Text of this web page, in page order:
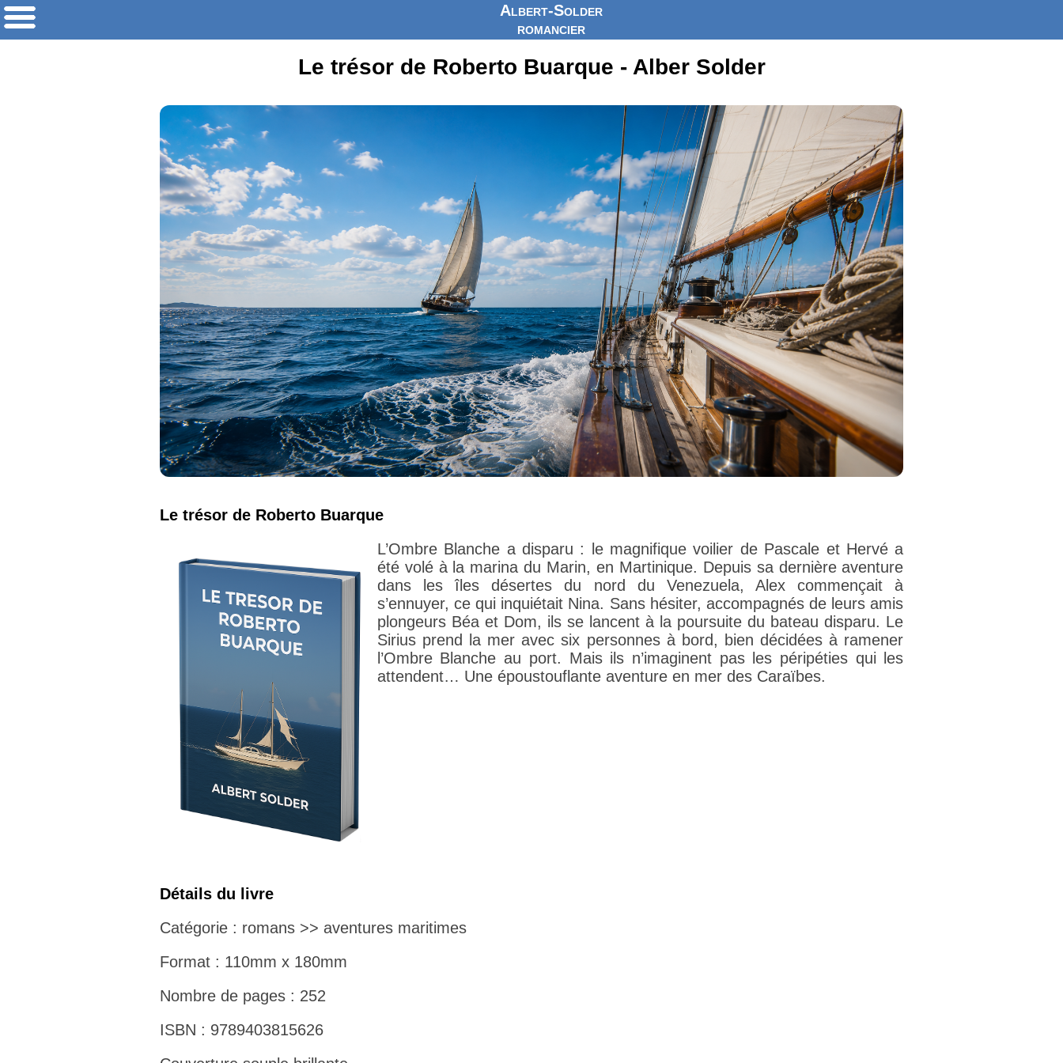
Albert-Solder
romancier
Le trésor de Roberto Buarque - Alber Solder
Le trésor de Roberto Buarque
L’Ombre Blanche a disparu : le magnifique voilier de Pascale et Hervé a
été volé à la marina du Marin, en Martinique. Depuis sa dernière aventure
dans les îles désertes du nord du Venezuela, Alex commençait à
s’ennuyer, ce qui inquiétait Nina. Sans hésiter, accompagnés de leurs amis
plongeurs Béa et Dom, ils se lancent à la poursuite du bateau disparu. Le
Sirius prend la mer avec six personnes à bord, bien décidées à ramener
l’Ombre Blanche au port. Mais ils n’imaginent pas les péripéties qui les
attendent… Une époustouflante aventure en mer des Caraïbes.
Détails du livre
Catégorie : romans >> aventures maritimes
Format : 110mm x 180mm
Nombre de pages : 252
ISBN : 9789403815626